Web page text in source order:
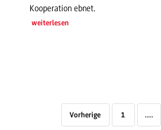
Kooperation ebnet.
weiterlesen
Vorherige 1 ....